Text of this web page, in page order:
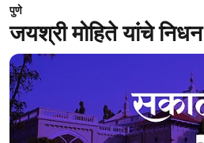
पुणे
जयश्री मोहिते यांचे निधन